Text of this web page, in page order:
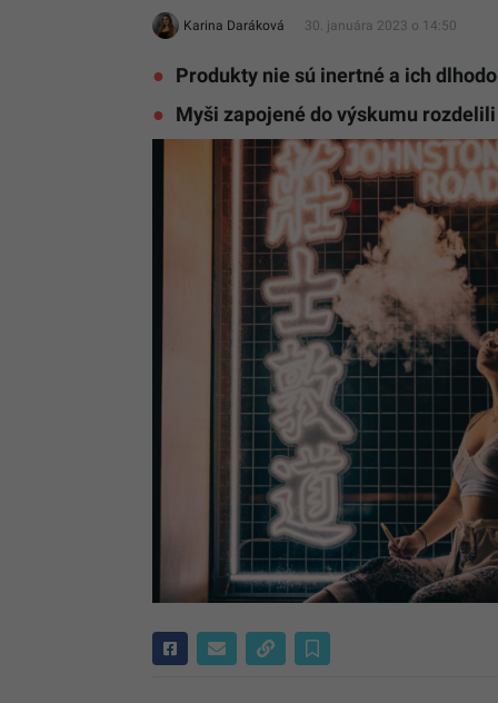
Karina Daráková 30. januára 2023 o 14:50
Produkty nie sú inertné a ich
Myši zapojené do výskumu